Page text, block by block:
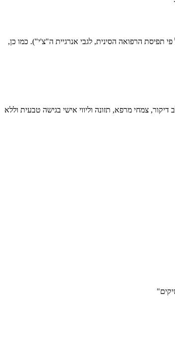
תפיסת הרפואה הסינית, לגבי אנרגיית ה"צ'י"). כמו כן,
מרכז טיקלס עם ניסיון של מעל 23 שנה בטיפול בילדים ובמבוגרים. משלב דיקור, צמחי מרפא, תזונה וליווי אישי בגישה טבעית וללא